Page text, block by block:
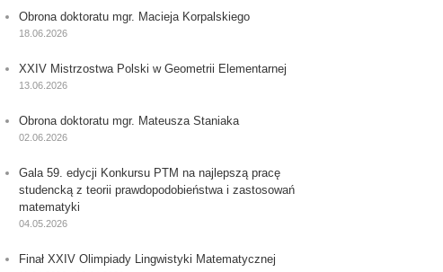
Obrona doktoratu mgr. Macieja Korpalskiego
18.06.2026
XXIV Mistrzostwa Polski w Geometrii Elementarnej
13.06.2026
Obrona doktoratu mgr. Mateusza Staniaka
02.06.2026
Gala 59. edycji Konkursu PTM na najlepszą pracę
studencką z teorii prawdopodobieństwa i zastosowań
matematyki
04.05.2026
Finał XXIV Olimpiady Lingwistyki Matematycznej